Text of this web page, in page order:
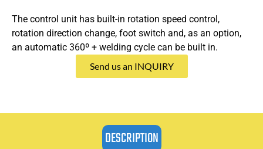
The control unit has built-in rotation speed control,
rotation direction change, foot switch and, as an option,
an automatic 360º + welding cycle can be built in.
Send us an INQUIRY
DESCRIPTION